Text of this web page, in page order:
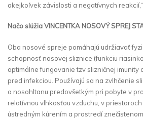
akejkoľvek závislosti a negatívnych reakcií,“
Načo slúžia VINCENTKA NOSOVÝ SPREJ
Oba nosové spreje pomáhajú udržiavať
schopnosť nosovej sliznice (funkciu
optimálne fungovanie tzv slizničnej imunity
pred infekciou. Používajú sa na zvlhčenie
a nosohltanu predovšetkým pri pobyte v
relatívnou vlhkosťou vzduchu, v
ústredným kúrením a prostredí